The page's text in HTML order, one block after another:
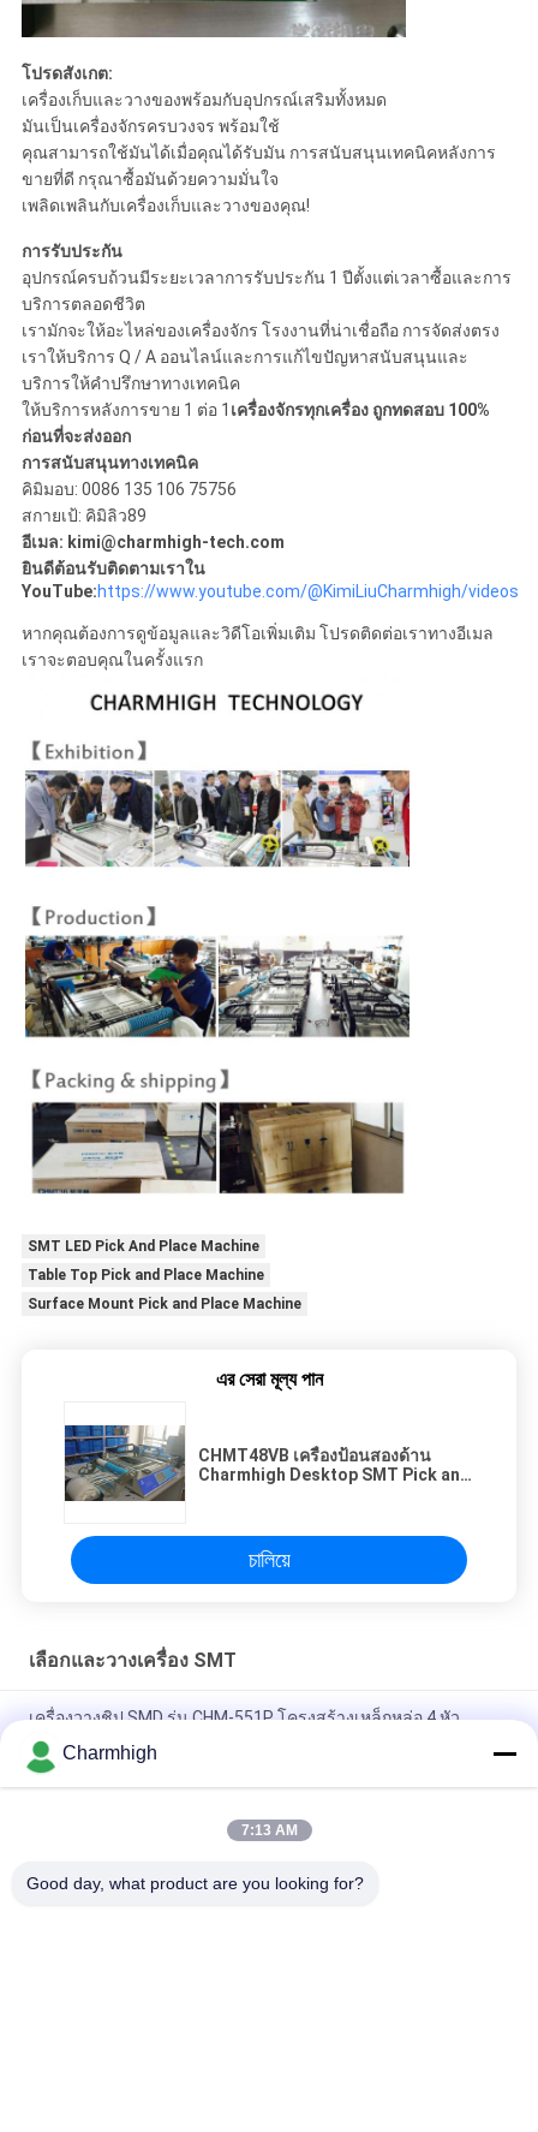
โปรดสังเกต:
เครื่องเก็บและวางของพร้อมกับอุปกรณ์เสริมทั้งหมด
มันเป็นเครื่องจักรครบวงจร พร้อมใช้
คุณสามารถใช้มันได้เมื่อคุณได้รับมัน การสนับสนุนเทคนิคหลังการ
ขายที่ดี กรุณาซื้อมันด้วยความมั่นใจ
เพลิดเพลินกับเครื่องเก็บและวางของคุณ!
การรับประกัน
อุปกรณ์ครบถ้วนมีระยะเวลาการรับประกัน 1 ปีตั้งแต่เวลาซื้อและการ
บริการตลอดชีวิต
เรามักจะให้อะไหล่ของเครื่องจักร โรงงานที่น่าเชื่อถือ การจัดส่งตรง
เราให้บริการ Q / A ออนไลน์และการแก้ไขปัญหาสนับสนุนและ
บริการให้คําปรึกษาทางเทคนิค
ให้บริการหลังการขาย 1 ต่อ 1 เครื่องจักรทุกเครื่อง ถูกทดสอบ 100%
ก่อนที่จะส่งออก
การสนับสนุนทางเทคนิค
คิมิมอบ: 0086 135 106 75756
สกายเป้: คิมิลิว89
อีเมล: kimi@charmhigh-tech.com
ยินดีต้อนรับติดตามเราใน
YouTube:https://www.youtube.com/@KimiLiuCharmhigh/videos
หากคุณต้องการดูข้อมูลและวิดีโอเพิ่มเติม โปรดติดต่อเราทางอีเมล
เราจะตอบคุณในครั้งแรก
SMT LED Pick And Place Machine
Table Top Pick and Place Machine
Surface Mount Pick and Place Machine
এর সেরা মূল্য পান
CHMT48VB เครื่องป้อนสองด้าน
Charmhigh Desktop SMT Pick and
চালিয়ে
เลือกและวางเครื่อง SMT
เครื่องวางชิป SMD รุ่น CHM-551P โครงสร้างเหล็กหล่อ 4 หัว
การออกแบบที่แคบ โมดูล TC06 ความแม่นยำสูง เครื่อง SMT Pick
Charmhigh
7:13 AM
Good day, what product are you looking for?